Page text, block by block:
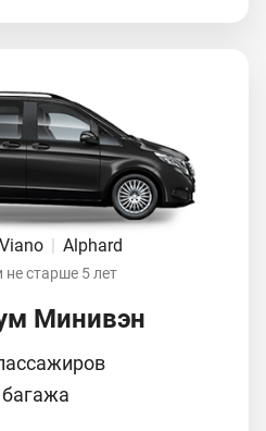
Viano Alphard
старше 5 лет
Минивэн